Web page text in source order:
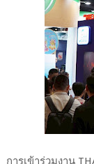
การเข้าร่วมงาน